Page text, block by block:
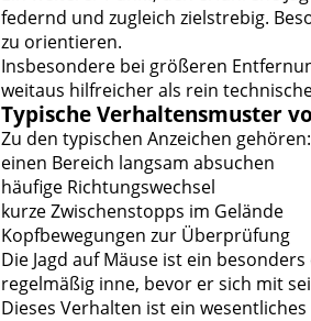
federnd und zugleich zielstrebig.
zu orientieren.
Insbesondere bei größeren
weitaus hilfreicher als rein
Typische Verhaltensmuster
Zu den typischen Anzeichen gehören:
einen Bereich langsam absuchen
häufige Richtungswechsel
kurze Zwischenstopps im Gelände
Kopfbewegungen zur Überprüfung
Die Jagd auf Mäuse ist ein
regelmäßig inne, bevor er sich mit
Dieses Verhalten ist ein